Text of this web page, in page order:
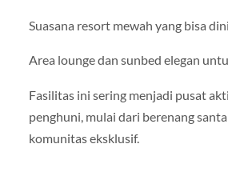
Suasana resort mewah yang bisa
Area lounge dan sunbed elegan
Fasilitas ini sering menjadi pusat
penghuni, mulai dari berenang
komunitas eksklusif.